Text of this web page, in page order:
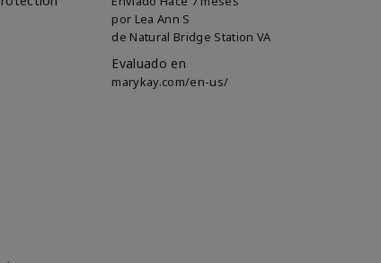
por Lea Ann S
de Natural Bridge Station VA
Evaluado en
marykay.com/en-us/